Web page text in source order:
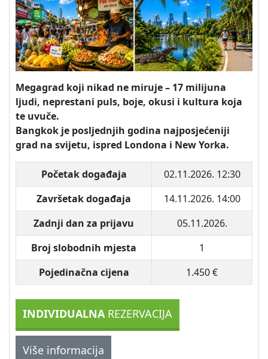
Megagrad koji nikad ne miruje – 17 milijuna
ljudi, neprestani puls, boje, okusi i kultura koja
te uvuče.
Bangkok je posljednjih godina najposjećeniji
grad na svijetu, ispred Londona i New Yorka.
Početak događaja
02.11.2026. 12:30
Završetak događaja
14.11.2026. 14:00
Zadnji dan za prijavu
05.11.2026.
Broj slobodnih mjesta
1
Pojedinačna cijena
1.450 €
INDIVIDUALNAREZERVACIJA
Više informacija